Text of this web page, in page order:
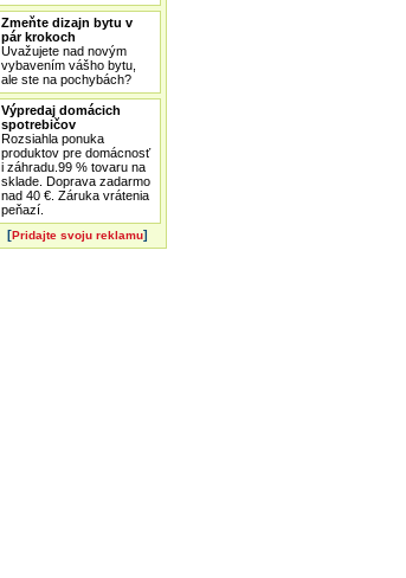
Zmeňte dizajn bytu v
pár krokoch
Uvažujete nad novým
vybavením vášho bytu,
ale ste na pochybách?
Výpredaj domácich
spotrebičov
Rozsiahla ponuka
produktov pre domácnosť
i záhradu.99 % tovaru na
sklade. Doprava zadarmo
nad 40 €. Záruka vrátenia
peňazí.
[Pridajte svoju reklamu]